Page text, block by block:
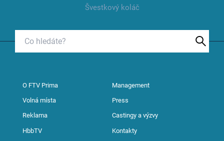
Švestkový koláč
O FTV Prima Management
Volná místa Press
Reklama Castingy a výzvy
HbbTV Kontakty